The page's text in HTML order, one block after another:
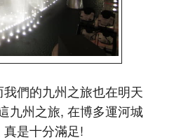
們的九州之旅也在明天
九州之旅, 在博多運河城
是十分滿足!